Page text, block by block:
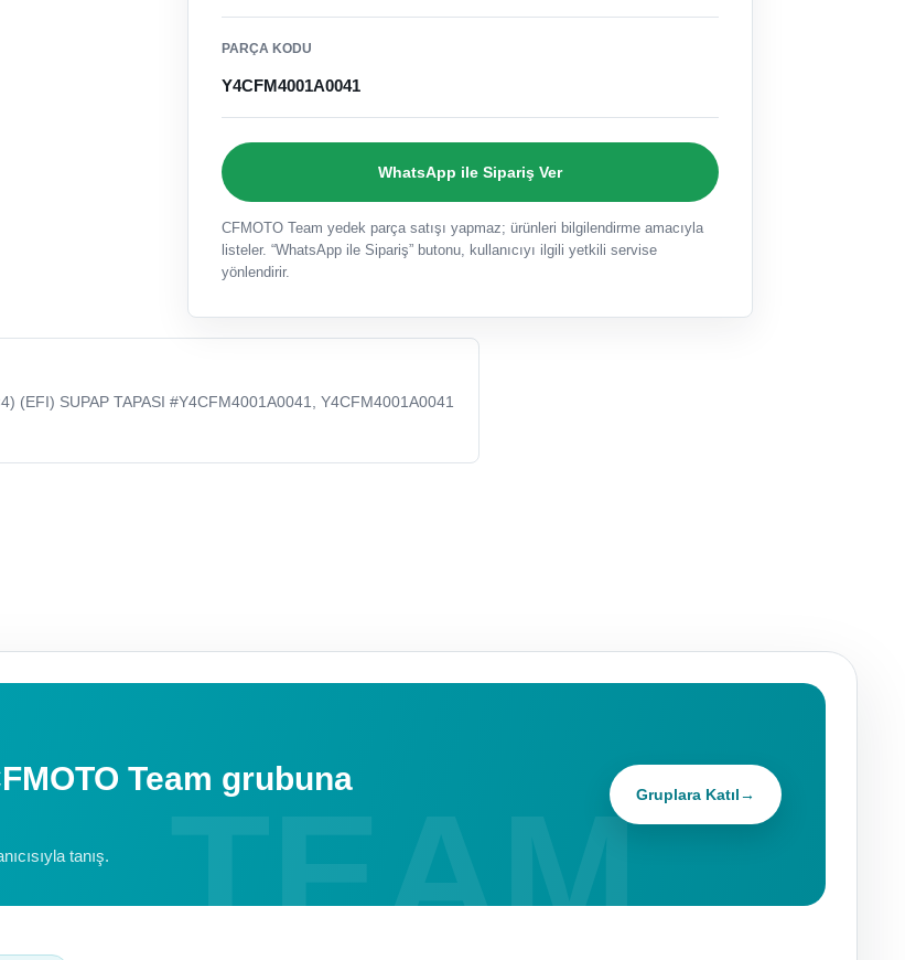
PARÇA KODU
Y4CFM4001A0041
WhatsApp ile Sipariş Ver
CFMOTO Team yedek parça satışı yapmaz; ürünleri bilgilendirme amacıyla
listeler. “WhatsApp ile Sipariş” butonu, kullanıcıyı ilgili yetkili servise
yönlendirir.
(EFI) SUPAP TAPASI #Y4CFM4001A0041, Y4CFM4001A0041
Team grubuna
tanış.
Gruplara Katıl→